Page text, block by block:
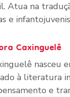
Atua na
e
Caxinguelê
nasceu
à literatura
e